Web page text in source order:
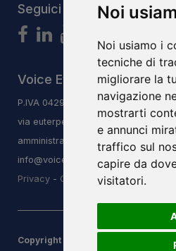
Noi
Noi usiamo i
tecniche di
migliorare la
navigazione
mostrarti
e annunci
traffico sul
capire da
visitatori.
Seguici
Voice Evolution System
P.IVA 04293240406
via euterpe 3/q, 47923, Rimini, RN
amministrazione@vesitalia.it
info@voiceevolutioninstitute.it
Privacy - Cookie Low
Copyright ® 2026 Voice Evolution